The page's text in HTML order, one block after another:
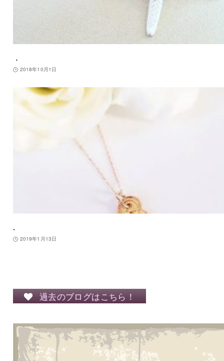
．
2018年10月1日
.
2019年1月13日
過去のブログはこちら！